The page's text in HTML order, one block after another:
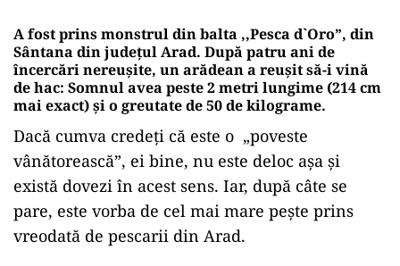
A fost prins monstrul din balta ,,Pesca d`Oro”, din
Sântana din județul Arad. După patru ani de
încercări nereușite, un arădean a reușit să-i vină
de hac: Somnul avea peste 2 metri lungime (214 cm
mai exact) și o greutate de 50 de kilograme.
Dacă cumva credeți că este o „poveste
vânătorească”, ei bine, nu este deloc așa și
există dovezi în acest sens. Iar, după câte se
pare, este vorba de cel mai mare pește prins
vreodată de pescarii din Arad.